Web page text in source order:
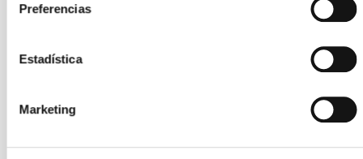
Preferencias
Estadística
Marketing